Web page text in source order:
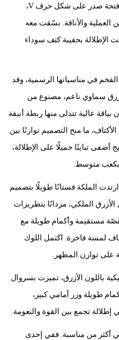
بتصميم ميدي واسع ومريح مع أكمام طويلة وفتحة صدر على شكل حرف V،
العملية والأناقة. نسّقت معه
الإطلالة بحقيبة كتف سوداء
الفخم في مناسباتها الرسمية، وقد
سماوي ناعم، مصنوع من
عالية تتدلى منها ربطة أنيقة
ما منح التصميم توازنًا بين
تباينًا جميلًا على الإطلالة،
بكعب متوسط.
الملكة فستانًا طويلًا بتصميم
الملكي، مزدانًا بتطريزات
مستقيمة وأكمام طويلة مع
لمسة فاخرة. اكتمل اللوك
توازن المظهر.
باللون الأزرق، تميزت بسروال
طويلة وزر أمامي كبير،
تجمع بين القوة والنعومة.
في أكثر من مناسبة. ففي إحدى